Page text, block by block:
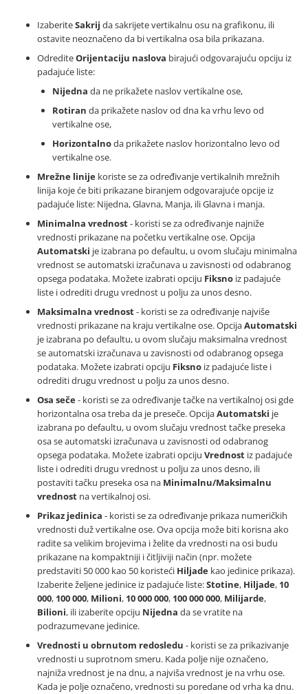
IzaberiteSakrij da sakrijete vertikalnu osu na grafikonu, ili
ostavite neoznačeno da bi vertikalna osa bila prikazana.
OdrediteOrijentaciju naslova birajući odgovarajuću opciju iz
padajuće liste:
Nijedna da ne prikažete naslov vertikalne ose,
Rotiran da prikažete naslov od dna ka vrhu levo od
vertikalne ose,
Horizontalnoda prikažete naslov horizontalno levo od
vertikalne ose.
Mrežne linije koriste se za određivanje vertikalnih mrežnih
linija koje će biti prikazane biranjem odgovarajuće opcije iz
padajuće liste: Nijedna, Glavna, Manja, ili Glavna i manja.
Minimalna vrednost- koristi se za određivanje najniže
vrednosti prikazane na početku vertikalne ose. Opcija
Automatski je izabrana po defaultu, u ovom slučaju minimalna
vrednost se automatski izračunava u zavisnosti od odabranog
opsega podataka. Možete izabrati opciju Fiksno iz padajuće
liste i odrediti drugu vrednost u polju za unos desno.
Maksimalna vrednost- koristi se za određivanje najviše
vrednosti prikazane na kraju vertikalne ose. OpcijaAutomatski
je izabrana po defaultu, u ovom slučaju maksimalna vrednost
se automatski izračunava u zavisnosti od odabranog opsega
podataka. Možete izabrati opciju Fiksno iz padajuće liste i
odrediti drugu vrednost u polju za unos desno.
Osa seče- koristi se za određivanje tačke na vertikalnoj osi gde
horizontalna osa treba da je preseče. OpcijaAutomatski je
izabrana po defaultu, u ovom slučaju vrednost tačke preseka
osa se automatski izračunava u zavisnosti od odabranog
opsega podataka. Možete izabrati opciju Vrednost iz padajuće
liste i odrediti drugu vrednost u polju za unos desno, ili
postaviti tačku preseka osa na Minimalnu/Maksimalnu
vrednost na vertikalnoj osi.
Prikaz jedinica - koristi se za određivanje prikaza numeričkih
vrednosti duž vertikalne ose. Ova opcija može biti korisna ako
radite sa velikim brojevima i želite da vrednosti na osi budu
prikazane na kompaktniji i čitljiviji način (npr. možete
predstaviti 50 000 kao 50 koristeći Hiljade kao jedinice prikaza).
Izaberite željene jedinice iz padajuće liste:Stotine, Hiljade, 10
000, 100 000, Milioni, 10 000 000, 100 000 000, Milijarde,
Bilioni, ili izaberite opciju Nijedna da se vratite na
podrazumevane jedinice.
Vrednosti u obrnutom redosledu - koristi se za prikazivanje
vrednosti u suprotnom smeru. Kada polje nije označeno,
najniža vrednost je na dnu, a najviša vrednost je na vrhu ose.
Kada je polje označeno, vrednosti su poredane od vrha ka dnu.